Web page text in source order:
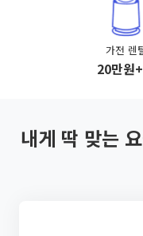
가전 렌
20만원
내게 딱 맞는